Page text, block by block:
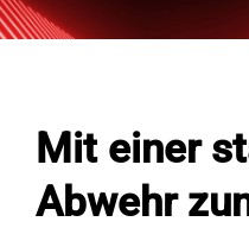
Damen
Fans
Mit einer
Abwehr